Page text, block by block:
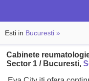
Esti in Bucuresti »
Cabinete
Sector 1 / Bucuresti,